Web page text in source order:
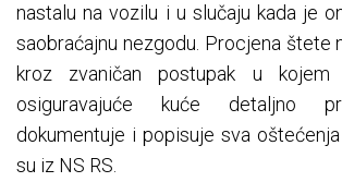
nastalu na vozilu i u slučaju kada je
saobraćajnu nezgodu. Procjena štete
kroz zvaničan postupak u
osiguravajuće kuće detaljno
dokumentuje i popisuje sva
su iz NS RS.